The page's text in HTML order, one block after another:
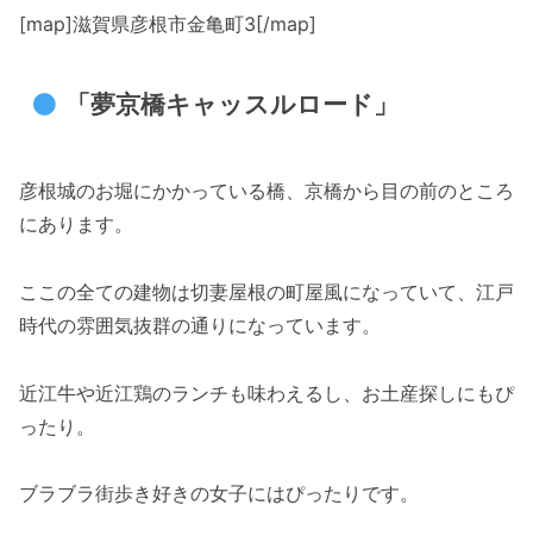
[map]滋賀県彦根市金亀町3[/map]
「夢京橋キャッスルロード」
彦根城のお堀にかかっている橋、京橋から目の前のところ
にあります。
ここの全ての建物は切妻屋根の町屋風になっていて、江戸
時代の雰囲気抜群の通りになっています。
近江牛や近江鶏のランチも味わえるし、お土産探しにもぴ
ったり。
ブラブラ街歩き好きの女子にはぴったりです。